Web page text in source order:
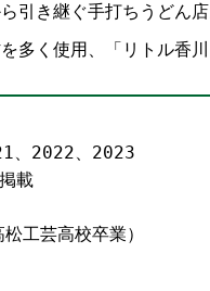
引き継ぐ手打ちうどん店
多く使用、「リトル香川
、2022、2023
載
工芸高校卒業）